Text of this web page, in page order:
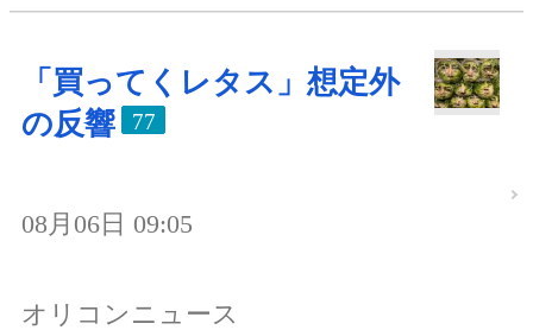
「買ってくレタス」想定外
の反響
77
08月06日 09:05
オリコンニュース